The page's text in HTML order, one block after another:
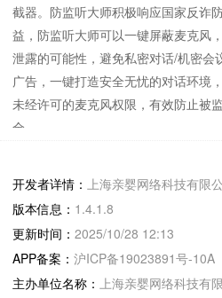
截器。防监听大师积极响应国家反诈
益，防监听大师可以一键屏蔽麦克风
泄露的可能性，避免私密对话/机密会
广告，一键打造安全无忧的对话环境
未经许可的麦克风权限，有效防止被
全。
➤ 手动模式：临时开启或关闭防监
➤ 监听模式：全天候开启防监听大师
获取麦克风权限会及时给您提醒
➤ 强力模式：阻断式拒绝全局麦克风
隐私更安全
➤ 定时保护：您的安全助手，自定义
开发者详情： 上海亲婴网络科技有限
版本信息： 1.4.1.8
更新时间： 2025/10/28 12:13
APP备案： 沪ICP备19023891号-10A
主办单位名称： 上海亲婴网络科技有